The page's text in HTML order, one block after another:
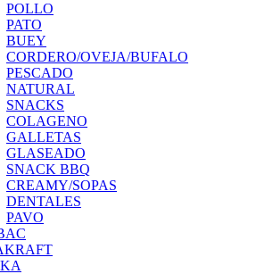
POLLO
PATO
BUEY
CORDERO/OVEJA/BUFALO
PESCADO
NATURAL
SNACKS
COLAGENO
GALLETAS
GLASEADO
SNACK BBQ
CREAMY/SOPAS
DENTALES
PAVO